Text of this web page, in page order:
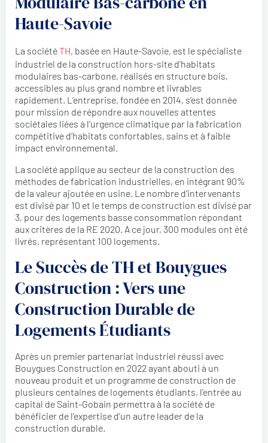
Haute-Savoie
La sociétéTH, basée en Haute-Savoie, est le spécialiste
industriel de la construction hors-site d’habitats
modulaires bas-carbone, réalisés en structure bois,
accessibles au plus grand nombre et livrables
rapidement. L’entreprise, fondée en 2014, s’est donnée
pour mission de répondre aux nouvelles attentes
sociétales liées à l’urgence climatique par la fabrication
compétitive d’habitats confortables, sains et à faible
impact environnemental.
La société applique au secteur de la construction des
méthodes de fabrication industrielles, en intégrant 90%
de la valeur ajoutée en usine. Le nombre d’intervenants
est divisé par 10 et le temps de construction est divisé par
3, pour des logements basse consommation répondant
aux critères de la RE 2020. A ce jour, 300 modules ont été
livrés, représentant 100 logements.
Le Succès de TH et Bouygues
Construction : Vers une
Construction Durable de
Logements Étudiants
Après un premier partenariat industriel réussi avec
Bouygues Construction en 2022 ayant abouti à un
nouveau produit et un programme de construction de
plusieurs centaines de logements étudiants, l’entrée au
capital de Saint-Gobain permettra à la société de
bénéficier de l’expertise d’un autre leader de la
construction durable.